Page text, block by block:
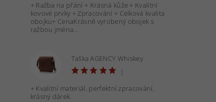
+ Ražba na přání + Krásná kůže + Kvalitní
kovové prvky + Zpracování + Celková kvalita
obojku+ CenaKrásně vyrobený obojek s
ražbou jména...
Taška AGENCY Whiskey
|
+ Kvalitní materiál, perfektní zpracování,
krásný dárek.